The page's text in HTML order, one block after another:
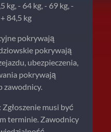
kg, - 64 kg, - 69 kg, -
84,5 kg
pokrywają
pokrywają
ubezpieczenia,
pokrywają
zawodnicy.
musi być
terminie. Zawodnicy